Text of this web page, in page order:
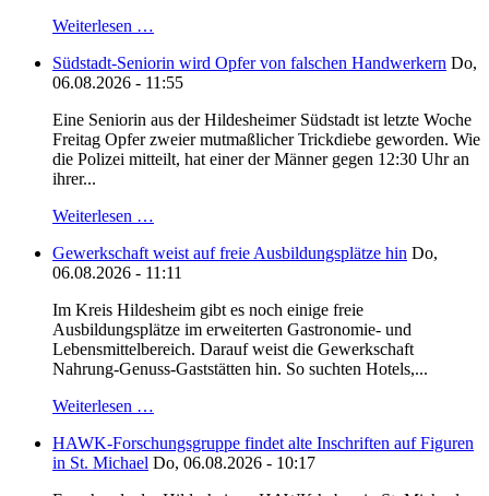
Weiterlesen …
Südstadt-Seniorin wird Opfer von falschen Handwerkern Do,
06.08.2026 - 11:55
Eine Seniorin aus der Hildesheimer Südstadt ist letzte Woche
Freitag Opfer zweier mutmaßlicher Trickdiebe geworden. Wie
die Polizei mitteilt, hat einer der Männer gegen 12:30 Uhr an
ihrer...
Weiterlesen …
Gewerkschaft weist auf freie Ausbildungsplätze hin Do,
06.08.2026 - 11:11
Im Kreis Hildesheim gibt es noch einige freie
Ausbildungsplätze im erweiterten Gastronomie- und
Lebensmittelbereich. Darauf weist die Gewerkschaft
Nahrung-Genuss-Gaststätten hin. So suchten Hotels,...
Weiterlesen …
HAWK-Forschungsgruppe findet alte Inschriften auf Figuren
in St. Michael Do, 06.08.2026 - 10:17